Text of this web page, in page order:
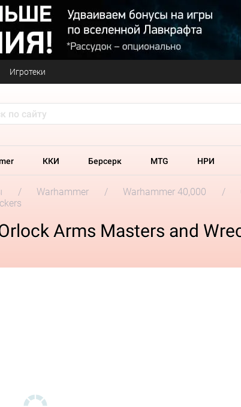
Игротеки
ККИ Берсерк MTG НРИ
Warhammer Warhammer 40,000
Arms Masters and